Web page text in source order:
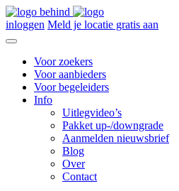
inloggen Meld je locatie gratis aan
Voor zoekers
Voor aanbieders
Voor begeleiders
Info
Uitlegvideo’s
Pakket up-/downgrade
Aanmelden nieuwsbrief
Blog
Over
Contact